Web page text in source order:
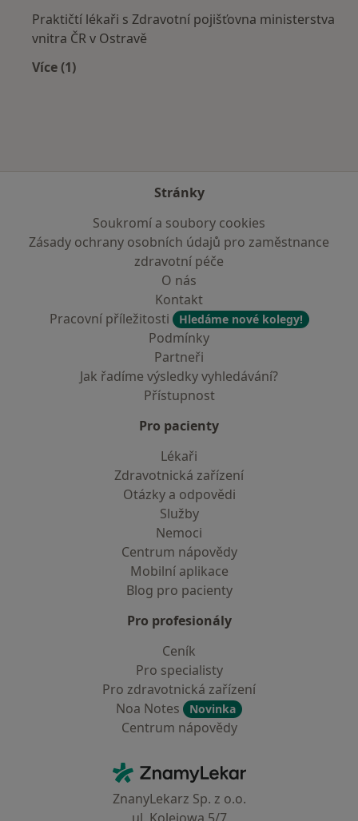
Praktičtí lékaři s Zdravotní pojišťovna ministerstva
vnitra ČR v Ostravě
Více (1)
Stránky
Soukromí a soubory cookies
Zásady ochrany osobních údajů pro zaměstnance
zdravotní péče
O nás
Kontakt
Pracovní příležitosti
Hledáme nové kolegy!
Podmínky
Partneři
Jak řadíme výsledky vyhledávání?
Přístupnost
Pro pacienty
Lékaři
Zdravotnická zařízení
Otázky a odpovědi
Služby
Nemoci
Centrum nápovědy
Mobilní aplikace
Blog pro pacienty
Pro profesionály
Ceník
Pro specialisty
Pro zdravotnická zařízení
Noa Notes
Novinka
Centrum nápovědy
ZnamyLekar - Hlavní stránka
ZnanyLekarz Sp. z o.o.